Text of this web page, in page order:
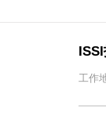
工作